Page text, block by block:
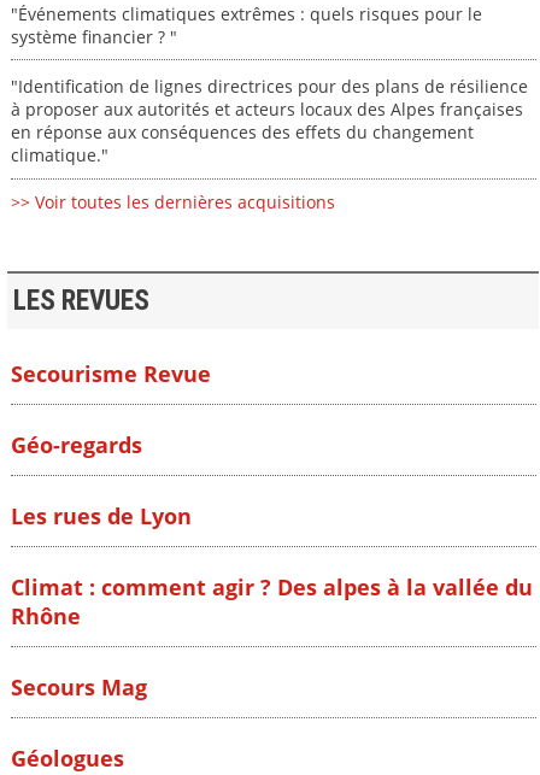
"Événements climatiques extrêmes : quels risques pour le
système financier ? "
"Identification de lignes directrices pour des plans de résilience
à proposer aux autorités et acteurs locaux des Alpes françaises
en réponse aux conséquences des effets du changement
climatique."
>> Voir toutes les dernières acquisitions
LES REVUES
Secourisme Revue
Géo-regards
Les rues de Lyon
Climat : comment agir ? Des alpes à la vallée du
Rhône
Secours Mag
Géologues